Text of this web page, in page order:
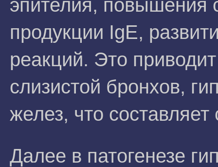
эпителия, повышения
продукции IgE,
реакций. Это
слизистой бронхов,
желез, что
Далее в патогенезе